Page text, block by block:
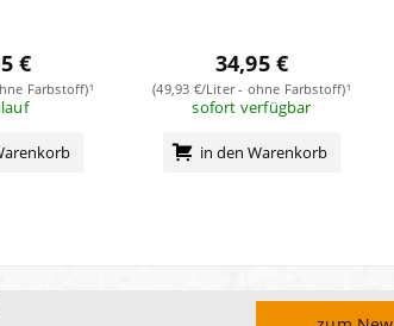
€
Farbstoff)¹
34,95 €
(49,93 €/Liter - ohne Farbstoff)¹
sofort verfügbar
in den Warenkorb